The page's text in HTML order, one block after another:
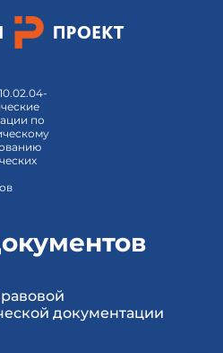
по
документации